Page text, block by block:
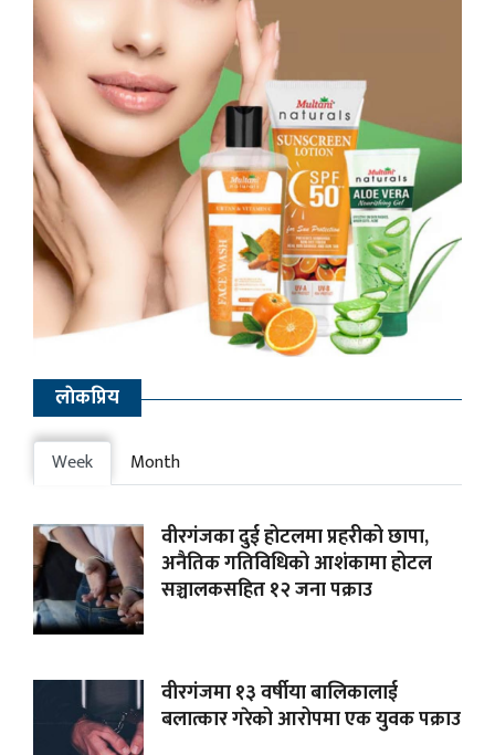
लाेकप्रिय
Week Month
वीरगंजका दुई होटलमा प्रहरीको छापा,
अनैतिक गतिविधिको आशंकामा होटल
सञ्चालकसहित १२ जना पक्राउ
वीरगंजमा १३ वर्षीया बालिकालाई
बलात्कार गरेको आरोपमा एक युवक पक्राउ